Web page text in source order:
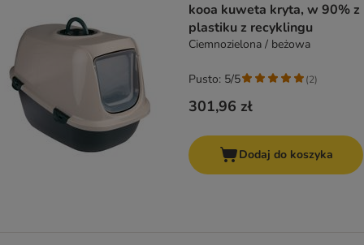
kooa kuweta kryta, w 90% z
plastiku z recyklingu
Ciemnozielona / beżowa
301,96 zł
Pusto: 5/5 (2)
Dodaj do koszyka